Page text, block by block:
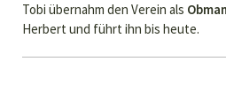
Tobi übernahm den Verein als
Herbert und führt ihn bis heute.